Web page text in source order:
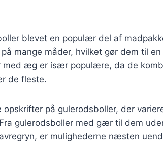
blevet en populær del af
mange måder, hvilket gør dem til
med æg er især populære, da de
de fleste.
opskrifter på gulerodsboller, der
gulerodsboller med gær til dem
er mulighederne næsten